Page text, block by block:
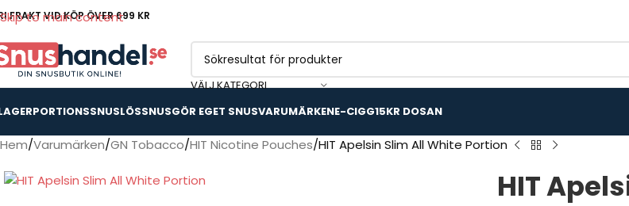
Skip to main content
FRAKT VID KÖP ÖVER 699 KR
VÄLJ KATEGORI
PORTIONSSNUSLÖSSNUSGÖR EGET SNUSVARUMÄRKENE-CIGG15KR DOSAN
Hem Varumärken GN Tobacco HIT Nicotine Pouches HIT Apelsin Slim All White Portion
HIT